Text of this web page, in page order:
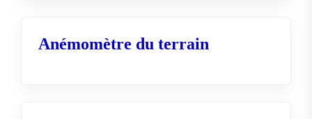
Anémomètre du terrain